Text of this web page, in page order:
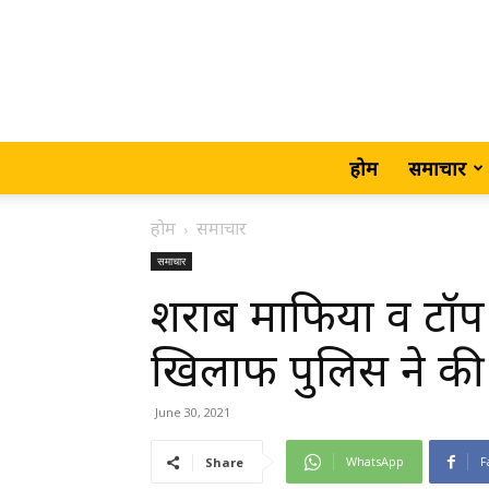
होम समाचार
होम समाचार
समाचार
शराब माफिया व
खिलाफ पुलिस ने की
June 30, 2021
Share WhatsApp